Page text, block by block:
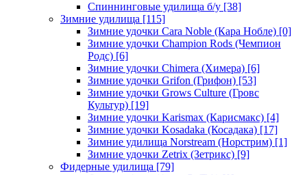
Спиннинговые удилища б/у [38]
Зимние удилища [115]
Зимние удочки Cara Noble (Кара Нобле) [0]
Зимние удочки Champion Rods (Чемпион
Родс) [6]
Зимние удочки Chimera (Химера) [6]
Зимние удочки Grifon (Грифон) [53]
Зимние удочки Grows Culture (Гровс
Культур) [19]
Зимние удочки Karismax (Карисмакс) [4]
Зимние удочки Kosadaka (Косадака) [17]
Зимние удилища Norstream (Норстрим) [1]
Зимние удочки Zetrix (Зетрикс) [9]
Фидерные удилища [79]